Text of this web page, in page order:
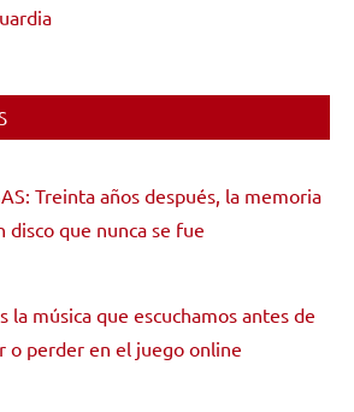
Treinta años después, la memoria
disco que nunca se fue
la música que escuchamos antes de
o perder en el juego online